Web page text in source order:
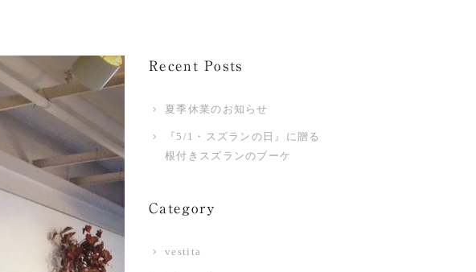
Recent Posts
夏季休業のお知らせ
『5/1・スズランの日』に贈る
根付きスズランのブーケ
Category
vestita